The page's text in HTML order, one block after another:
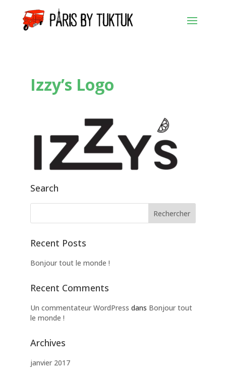
Izzy’s Logo
Search
Recent Posts
Bonjour tout le monde !
Recent Comments
Un commentateur WordPress dans Bonjour tout
le monde !
Archives
janvier 2017